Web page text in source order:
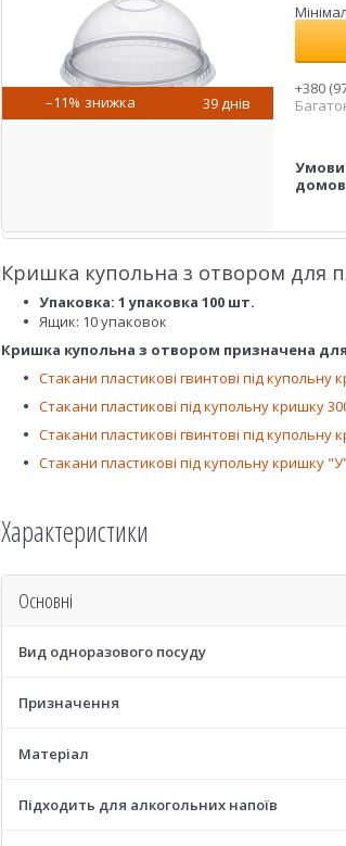
–11% 39 днів
+380
Кришка купольна з отвором для
Упаковка: 1 упаковка 100 шт.
Ящик: 10 упаковок
Кришка купольна з отвором призначена для
Стакани пластикові гвинтові під
Стакани пластикові під купольну кришку
Стакани пластикові гвинтові під
Стакани пластикові під купольну кришку
Характеристики
Основні
Вид одноразового посуду
Призначення
Матеріал
Підходить для алкогольних напоїв